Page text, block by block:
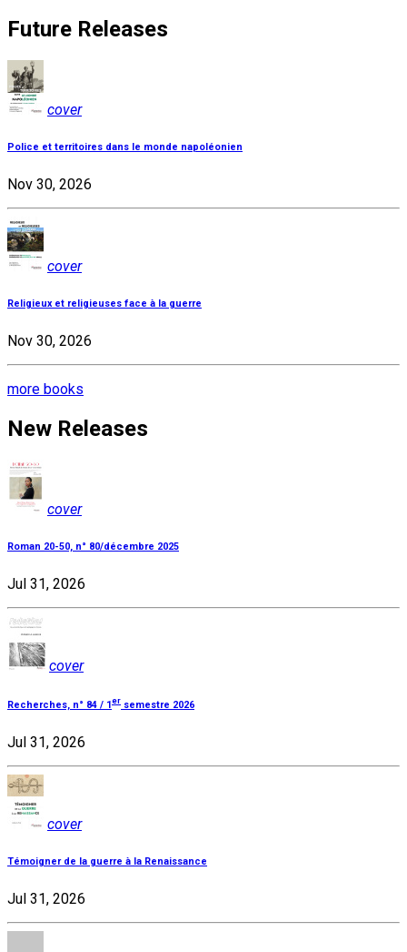
Future Releases
cover
Police et territoires dans le monde napoléonien
Nov 30, 2026
cover
Religieux et religieuses face à la guerre
Nov 30, 2026
more books
New Releases
cover
Roman 20-50, n° 80/décembre 2025
Jul 31, 2026
cover
Recherches, n° 84 / 1 er semestre 2026
Jul 31, 2026
cover
Témoigner de la guerre à la Renaissance
Jul 31, 2026